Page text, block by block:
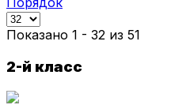
Показано 1 - 32 из 51
2-й класс